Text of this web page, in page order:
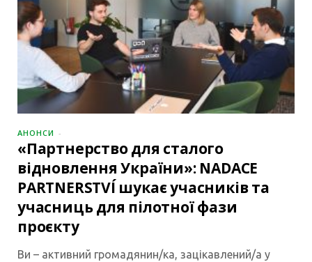
АНОНСИ
«Партнерство для сталого
відновлення України»: NADACE
PARTNERSTVÍ шукає учасників та
учасниць для пілотної фази
проєкту
Ви – активний громадянин/ка, зацікавлений/а у